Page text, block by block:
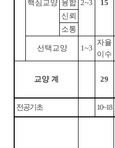
핵심교양 2~3 15
융합
신뢰
소통
선택교양 1~3
자율
이수
교양 계 29
전공기초 10~18